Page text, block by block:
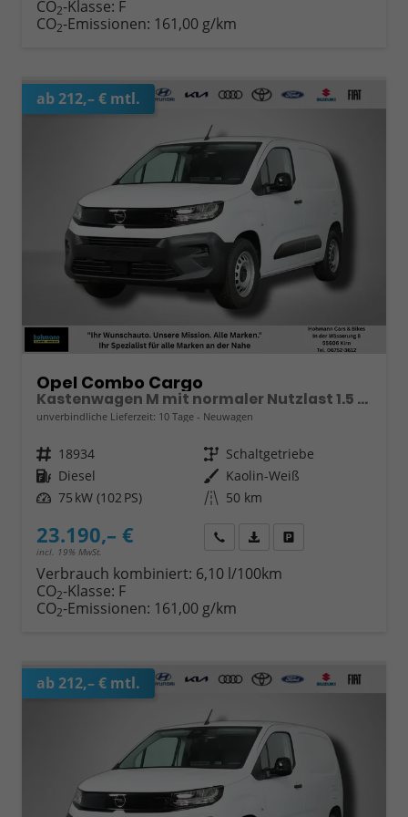
CO2-Klasse: F
CO2-Emissionen: 161,00 g/km
ab 212,– € mtl.
Opel Combo Cargo
Kastenwagen M mit normaler Nutzlast 1.5 Diesel 6-Gang
unverbindliche Lieferzeit: 10 Tage Neuwagen
Fahrzeugnr. 18934 Getriebe Schaltgetriebe
Kraftstoff Diesel Außenfarbe Kaolin-Weiß
Leistung 75 kW (102 PS) Kilometerstand 50 km
23.190,– €
incl. 19% MwSt.
Wir rufen Sie anFahrzeugexposé (PDF)
Verbrauch kombiniert: 6,10 l/100km
CO2-Klasse: F
CO2-Emissionen: 161,00 g/km
ab 212,– € mtl.